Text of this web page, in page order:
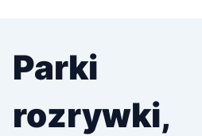
Parki
rozrywki,